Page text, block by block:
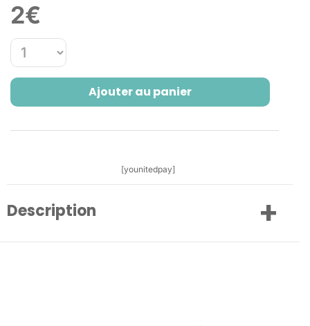
2€
Ajouter au panier
[younitedpay]
Description